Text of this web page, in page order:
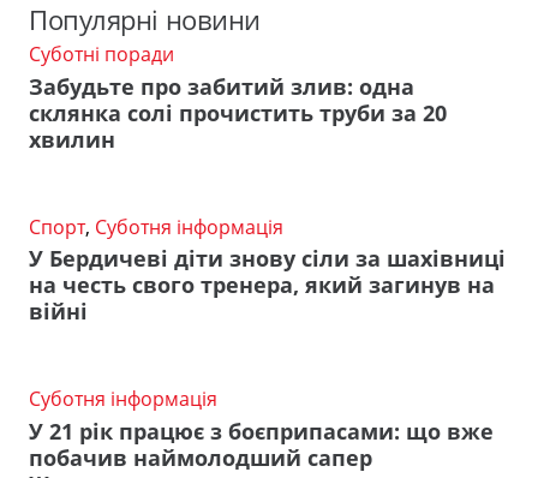
Популярні новини
Суботні поради
Забудьте про забитий злив: одна
склянка солі прочистить труби за 20
хвилин
Спорт, Суботня інформація
У Бердичеві діти знову сіли за шахівниці
на честь свого тренера, який загинув на
війні
Суботня інформація
У 21 рік працює з боєприпасами: що вже
побачив наймолодший сапер